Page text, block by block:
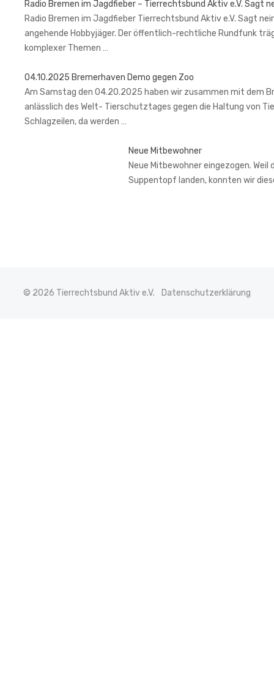
Radio Bremen im Jagdfieber – Tierrechtsbund Aktiv e.V. Sagt
Radio Bremen im Jagdfieber Tierrechtsbund Aktiv e.V. Sagt
angehende Hobbyjäger. Der öffentlich-rechtliche Rundfunk
komplexer Themen …
04.10.2025 Bremerhaven Demo gegen Zoo
Am Samstag den 04.20.2025 haben wir zusammen mit dem
anlässlich des Welt- Tierschutztages gegen die Haltung von
Schlagzeilen, da werden …
Neue Mitbewohner
Neue Mitbewohner eingezogen.
Suppentopf landen, konnten wir
© 2026 Tierrechtsbund Aktiv e.V. Datenschutzerklärung